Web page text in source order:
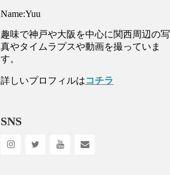
Name:Yuu
趣味で神戸や大阪を中心に関西周辺の写
真やタイムラプスや動画を撮っていま
す。
詳しいプロフィルはコチラ
SNS